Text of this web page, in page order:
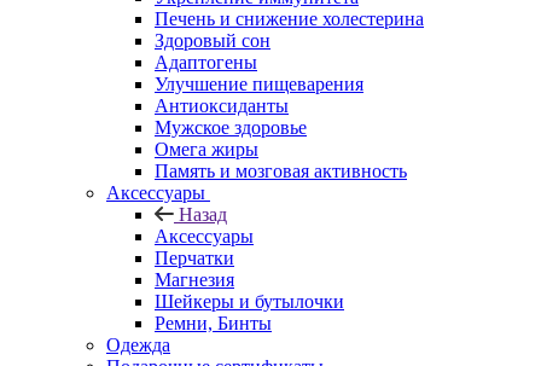
Печень и снижение холестерина
Здоровый сон
Адаптогены
Улучшение пищеварения
Антиоксиданты
Мужское здоровье
Омега жиры
Память и мозговая активность
Аксессуары
Назад
Аксессуары
Перчатки
Магнезия
Шейкеры и бутылочки
Ремни, Бинты
Одежда